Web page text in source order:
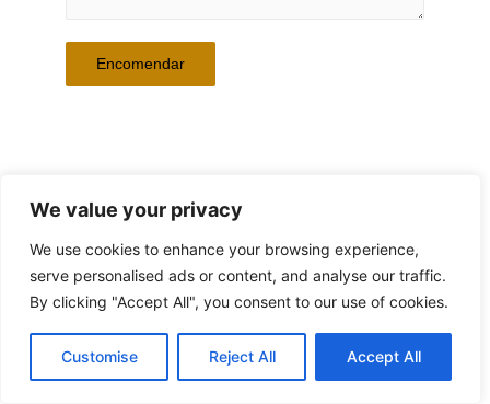
We value your privacy
We use cookies to enhance your browsing experience,
serve personalised ads or content, and analyse our traffic.
By clicking "Accept All", you consent to our use of cookies.
Customise Reject All Accept All
Referência da Peça: BLUE AND GREEN SOUNDS #1
© 2026 ANA SANCHES | Powered by Workwell4you